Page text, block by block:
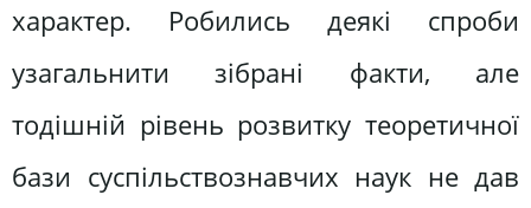
характер. Робились деякі спроби
узагальнити зібрані факти, але
тодішній рівень розвитку теоретичної
бази суспільствознавчих наук не дав